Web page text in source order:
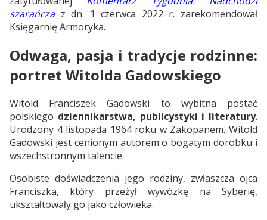
szarańczaz dn. 1 czerwca 2022 r. zarekomendował
Księgarnię Armoryka.
Odwaga, pasja i tradycje rodzinne:
portret Witolda Gadowskiego
Witold Franciszek Gadowski to wybitna postać
polskiego dziennikarstwa, publicystyki i literatury.
Urodzony 4 listopada 1964 roku w Zakopanem. Witold
Gadowski jest cenionym autorem o bogatym dorobku i
wszechstronnym talencie.
Osobiste doświadczenia jego rodziny, zwłaszcza ojca
Franciszka, który przeżył wywózkę na Syberię,
ukształtowały go jako człowieka.